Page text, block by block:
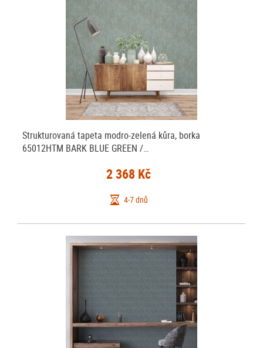
Strukturovaná tapeta modro-zelená kůra, borka
65012HTM BARK BLUE GREEN /…
2 368 Kč
4-7 dnů